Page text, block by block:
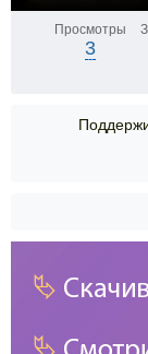
Просмотры
3